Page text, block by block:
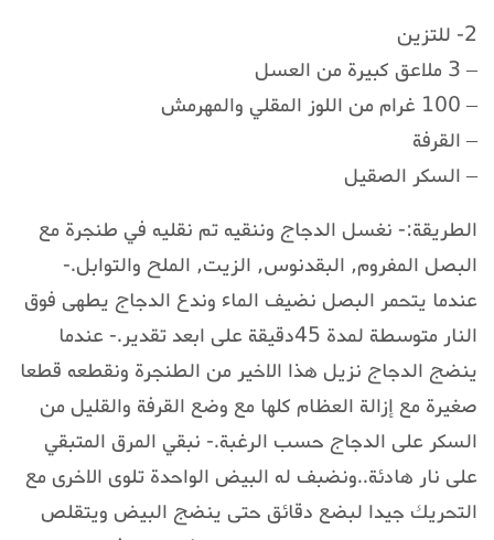
2- للتزين
– 3 ملاعق كبيرة من العسل
– 100 غرام من اللوز المقلي والمهرمش
– القرفة
– السكر الصقيل
الطريقة:- نغسل الدجاج وننقيه تم نقليه في طنجرة مع
البصل المفروم, البقدنوس, الزيت, الملح والتوابل.-
عندما يتحمر البصل نضيف الماء وندع الدجاج يطهى فوق
النار متوسطة لمدة 45دقيقة على ابعد تقدير.- عندما
ينضج الدجاج نزيل هذا الاخير من الطنجرة ونقطعه قطعا
صغيرة مع إزالة العظام كلها مع وضع القرفة والقليل من
السكر على الدجاج حسب الرغبة.- نبقي المرق المتبقي
على نار هادئة..ونضبف له البيض الواحدة تلوى الاخرى مع
التحريك جيدا لبضع دقائق حتى ينضج البيض ويتقلص